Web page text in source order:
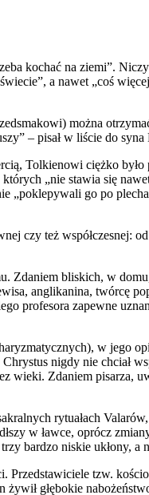
kochać na ziemi”.
a nawet „coś
można
– pisał w liście do syna
Tolkienowi ciężko
„nie stawia się
go po
czy też współczesnej:
Zdaniem bliskich, w
anglikanina, twórcę
profesora zapewne
w jego
nigdy nie chciał
wieki. Zdaniem pisarza,
rytuałach
w ławce, oprócz
bardzo niskie ukłony, a
tzw.
głębokie